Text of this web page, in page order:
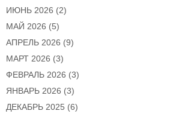
ИЮНЬ 2026 (2)
МАЙ 2026 (5)
АПРЕЛЬ 2026 (9)
МАРТ 2026 (3)
ФЕВРАЛЬ 2026 (3)
ЯНВАРЬ 2026 (3)
ДЕКАБРЬ 2025 (6)